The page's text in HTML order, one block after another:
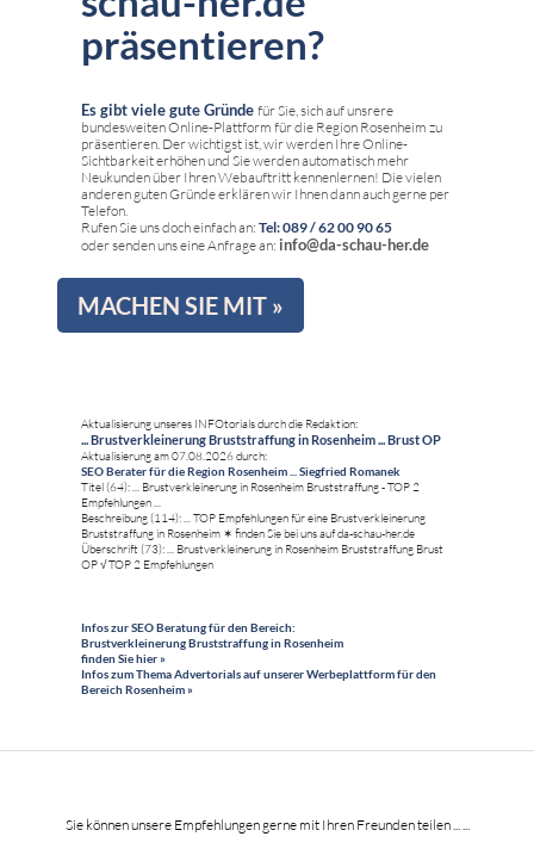
präsentieren?
Es gibt viele gute Gründe für Sie, sich auf unsrere
bundesweiten Online-Plattform für die Region Rosenheim zu
präsentieren. Der wichtigst ist, wir werden Ihre Online-
Sichtbarkeit erhöhen und Sie werden automatisch mehr
Neukunden über Ihren Webauftritt kennenlernen! Die vielen
anderen guten Gründe erklären wir Ihnen dann auch gerne per
Telefon.
Rufen Sie uns doch einfach an: Tel: 089 / 62 00 90 65
oder senden uns eine Anfrage an: info@da-schau-her.de
MACHEN SIE MIT »
Aktualisierung unseres INFOtorials durch die Redaktion:
... Brustverkleinerung Bruststraffung in Rosenheim ... Brust OP
Aktualisierung am 07.08.2026 durch:
SEO Berater für die Region Rosenheim ... Siegfried Romanek
Titel (64): ... Brustverkleinerung in Rosenheim Bruststraffung - TOP 2
Empfehlungen ...
Beschreibung (114): ... TOP Empfehlungen für eine Brustverkleinerung
Bruststraffung in Rosenheim ✶ finden Sie bei uns auf da-schau-her.de
Überschrift (73): ... Brustverkleinerung in Rosenheim Bruststraffung Brust
OP √ TOP 2 Empfehlungen
Infos zur SEO Beratung für den Bereich:
Brustverkleinerung Bruststraffung in Rosenheim
finden Sie hier »
Infos zum Thema Advertorials auf unserer Werbeplattform für den
Bereich Rosenheim »
Sie können unsere Empfehlungen gerne mit Ihren Freunden teilen ... ...